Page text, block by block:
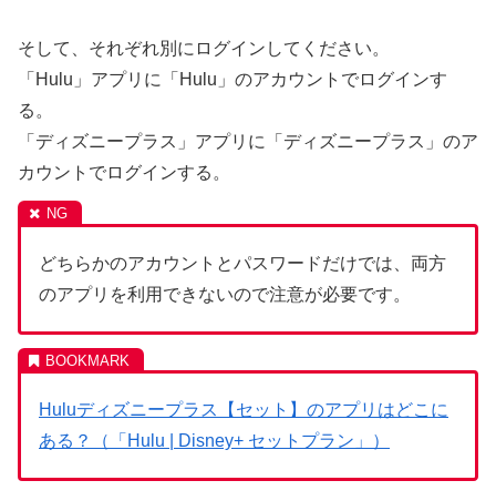
そして、それぞれ別にログインしてください。
「Hulu」アプリに「Hulu」のアカウントでログインす
る。
「ディズニープラス」アプリに「ディズニープラス」のア
カウントでログインする。
どちらかのアカウントとパスワードだけでは、両方
のアプリを利用できないので注意が必要です。
Huluディズニープラス【セット】のアプリはどこに
ある？（「Hulu | Disney+ セットプラン」）